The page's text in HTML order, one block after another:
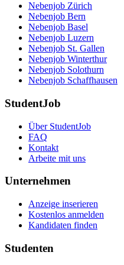
Nebenjob Zürich
Nebenjob Bern
Nebenjob Basel
Nebenjob Luzern
Nebenjob St. Gallen
Nebenjob Winterthur
Nebenjob Solothurn
Nebenjob Schaffhausen
StudentJob
Über StudentJob
FAQ
Kontakt
Arbeite mit uns
Unternehmen
Anzeige inserieren
Kostenlos anmelden
Kandidaten finden
Studenten